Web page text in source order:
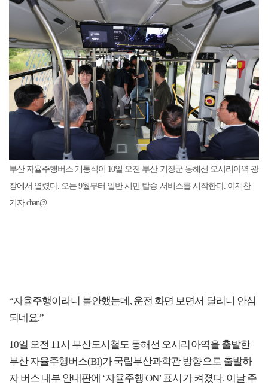
부산 자율주행버스 개통식이 10일 오전 부산 기장군 동해선 오시리아역 광
장에서 열렸다. 오는 9월부터 일반 시민 탑승 서비스를 시작한다. 이재찬
기자 chan@
“자율주행이라니 불안했는데, 운전 화면 보면서 달리니 안심
되네요.”
10일 오전 11시 부산도시철도 동해선 오시리아역을 출발한
부산 자율주행버스(BI)가 국립부산과학관 방향으로 출발하
자 버스 내부 안내판에 ‘자율주행 ON’ 표시가 켜졌다. 이날 주